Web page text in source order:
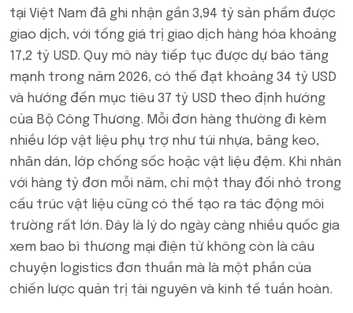
tại Việt Nam đã ghi nhận gần 3,94 tỷ sản phẩm được
giao dịch, với tổng giá trị giao dịch hàng hóa khoảng
17,2 tỷ USD. Quy mô này tiếp tục được dự báo tăng
mạnh trong năm 2026, có thể đạt khoảng 34 tỷ USD
và hướng đến mục tiêu 37 tỷ USD theo định hướng
của Bộ Công Thương. Mỗi đơn hàng thường đi kèm
nhiều lớp vật liệu phụ trợ như túi nhựa, băng keo,
nhãn dán, lớp chống sốc hoặc vật liệu đệm. Khi nhân
với hàng tỷ đơn mỗi năm, chỉ một thay đổi nhỏ trong
cấu trúc vật liệu cũng có thể tạo ra tác động môi
trường rất lớn. Đây là lý do ngày càng nhiều quốc gia
xem bao bì thương mại điện tử không còn là câu
chuyện logistics đơn thuần mà là một phần của
chiến lược quản trị tài nguyên và kinh tế tuần hoàn.